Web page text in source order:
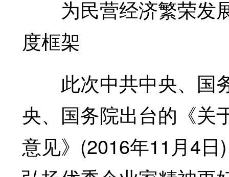
为民营经济繁荣发
度框架
此次中共中央、国
央、国务院出台的《关
意见》(2016年11月4